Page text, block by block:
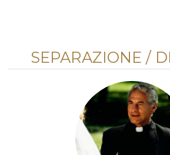
SEPARAZIONE /